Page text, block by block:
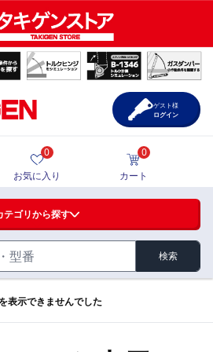
・つまみ・周辺機器
周辺機器
テゴリから探す
検索
0
お気に入り
0
カート
ゲスト様
ログイン
表示できませんでした